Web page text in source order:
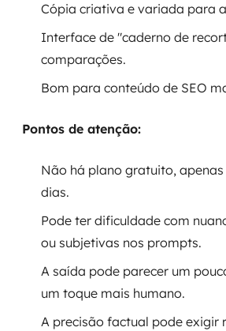
Cópia criativa e variada para
Interface de "caderno de
comparações.
Bom para conteúdo de SEO
Pontos de atenção:
Não há plano gratuito, apenas
dias.
Pode ter dificuldade com
ou subjetivas nos prompts.
A saída pode parecer um
um toque mais humano.
A precisão factual pode exigir